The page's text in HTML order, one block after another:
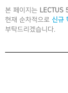
본 페이지는 LECTUS
현재 순차적으로 신규
부탁드리겠습니다.